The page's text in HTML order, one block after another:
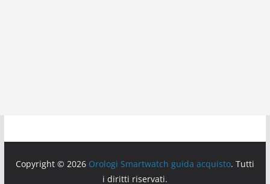
Copyright © 2026 Orologi Smartwatch guida acquisto. Tutti
i diritti riservati.